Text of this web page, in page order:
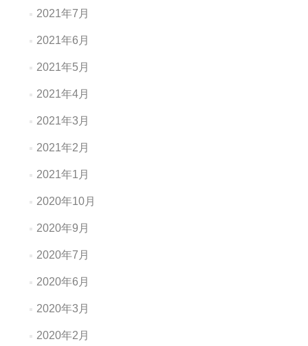
2021年7月
2021年6月
2021年5月
2021年4月
2021年3月
2021年2月
2021年1月
2020年10月
2020年9月
2020年7月
2020年6月
2020年3月
2020年2月